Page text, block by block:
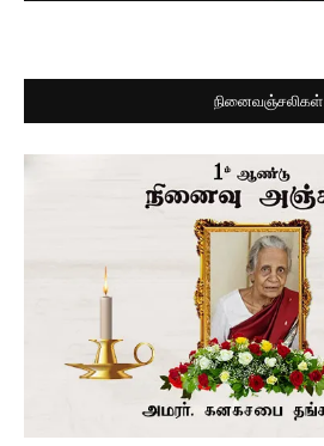
நினைவஞ்சலிகள்